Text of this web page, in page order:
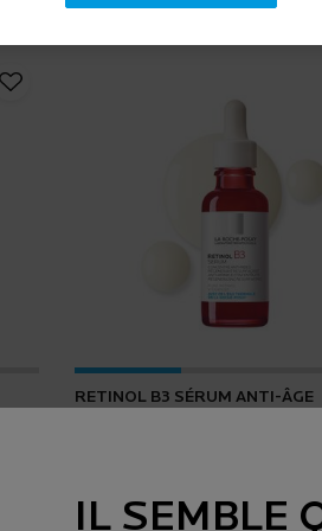
RETINOL B3 SÉRUM ANTI-ÂGE
IL SEMBLE